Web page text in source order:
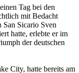
Tag bei den
mit Bedacht
San Sicario Sven
hatte, erlebte er im
der deutschen
City, hatte bereits am